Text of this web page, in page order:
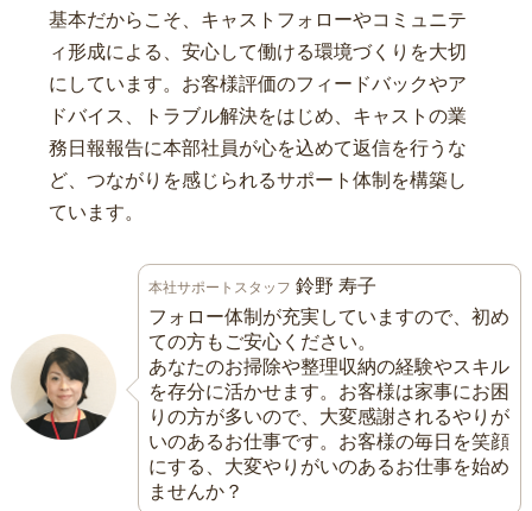
基本だからこそ、キャストフォローやコミュニテ
ィ形成による、安心して働ける環境づくりを大切
にしています。お客様評価のフィードバックやア
ドバイス、トラブル解決をはじめ、キャストの業
務日報報告に本部社員が心を込めて返信を行うな
ど、つながりを感じられるサポート体制を構築し
ています。
本社サポートスタッフ 鈴野 寿子
フォロー体制が充実していますので、初め
ての方もご安心ください。
あなたのお掃除や整理収納の経験やスキル
を存分に活かせます。お客様は家事にお困
りの方が多いので、大変感謝されるやりが
いのあるお仕事です。お客様の毎日を笑顔
にする、大変やりがいのあるお仕事を始め
ませんか？